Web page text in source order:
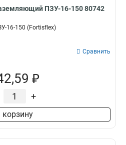
ПЗУ-16-150 80742
16-150 (Fortisflex)
Сравнить
₽
+
корзину